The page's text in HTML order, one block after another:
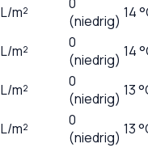
L/m²
(niedrig) 14
L/m²
0
(niedrig) 14
L/m²
0
(niedrig) 13
L/m²
0
(niedrig) 13